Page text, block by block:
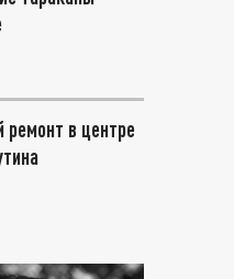
ремонт в центре